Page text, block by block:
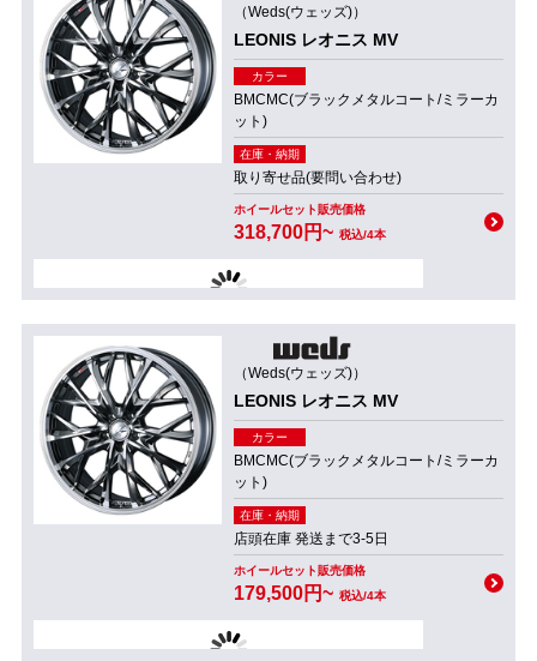
（Weds(ウェッズ)）
LEONIS レオニス MV
カラー
BMCMC(ブラックメタルコート/ミラーカ
ット)
在庫・納期
取り寄せ品(要問い合わせ)
ホイールセット販売価格
318,700円~ 税込/4本
（Weds(ウェッズ)）
LEONIS レオニス MV
カラー
BMCMC(ブラックメタルコート/ミラーカ
ット)
在庫・納期
店頭在庫 発送まで3-5日
ホイールセット販売価格
179,500円~ 税込/4本